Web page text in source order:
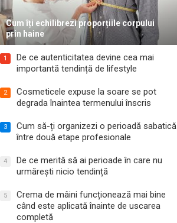
Cum îți echilibrezi proporțiile corpului
prin haine
1
De ce autenticitatea devine cea mai
importantă tendință de lifestyle
2
Cosmeticele expuse la soare se pot
degrada înaintea termenului înscris
3
Cum să-ți organizezi o perioadă sabatică
între două etape profesionale
4
De ce merită să ai perioade în care nu
urmărești nicio tendință
5
Crema de mâini funcționează mai bine
când este aplicată înainte de uscarea
completă